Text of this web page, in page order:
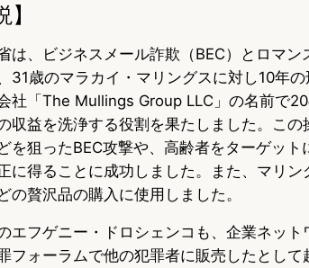
は、ビジネスメール詐欺（BEC）とロマ
31歳のマラカイ・マリングスに対し10年
社「The Mullings Group LLC」の名前で
収益を洗浄する役割を果たしました。この
を狙ったBEC攻撃や、高齢者をターゲット
に得ることに成功しました。また、マリ
の贅沢品の購入に使用しました。
エフゲニー・ドロシェンコも、企業ネッ
フォーラムで他の犯罪者に販売したとし